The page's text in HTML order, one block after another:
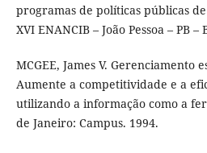
programas de políticas públicas
XVI ENANCIB – João Pessoa – PB –
MCGEE, James V. Gerenciamento
Aumente a competitividade e a
utilizando a informação como a
de Janeiro: Campus. 1994.